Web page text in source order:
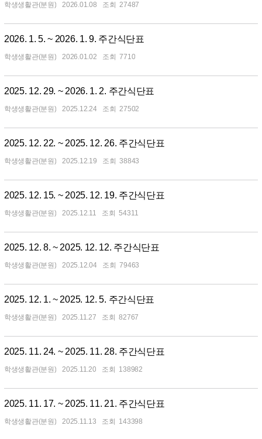
학생생활관(분원) 2026.01.08 27487
2026. 1. 5. ~ 2026. 1. 9. 주간식단표
학생생활관(분원) 2026.01.02 7710
2025. 12. 29. ~ 2026. 1. 2. 주간식단표
학생생활관(분원) 2025.12.24 27502
2025. 12. 22. ~ 2025. 12. 26. 주간식단표
학생생활관(분원) 2025.12.19 38843
2025. 12. 15. ~ 2025. 12. 19. 주간식단표
학생생활관(분원) 2025.12.11 54311
2025. 12. 8. ~ 2025. 12. 12. 주간식단표
학생생활관(분원) 2025.12.04 79463
2025. 12. 1. ~ 2025. 12. 5. 주간식단표
학생생활관(분원) 2025.11.27 82767
2025. 11. 24. ~ 2025. 11. 28. 주간식단표
학생생활관(분원) 2025.11.20 138982
2025. 11. 17. ~ 2025. 11. 21. 주간식단표
학생생활관(분원) 2025.11.13 143398